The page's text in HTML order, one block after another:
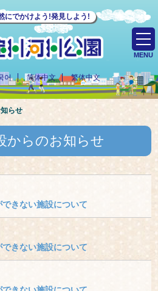
にでかけよう!発見しよう!
어 简体中文 繁体中文
MENU
らせ
からのお知らせ
きない施設について
きない施設について